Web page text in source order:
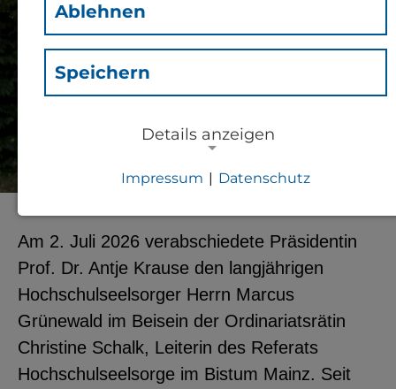
Am 2. Juli 2026 verabschiedete Präsidentin
Prof. Dr. Antje Krause den langjährigen
Hochschulseelsorger Herrn Marcus
Grünewald im Beisein der Ordinariatsrätin
Christine Schalk, Leiterin des Referats
Hochschulseelsorge im Bistum Mainz. Seit
Ablehnen
Speichern
Details anzeigen
Notwendige Cookies zur Session-
Verwaltung und für die generelle
Funktionalität der Seite (immer
notwendig).
Impressum | Datenschutz